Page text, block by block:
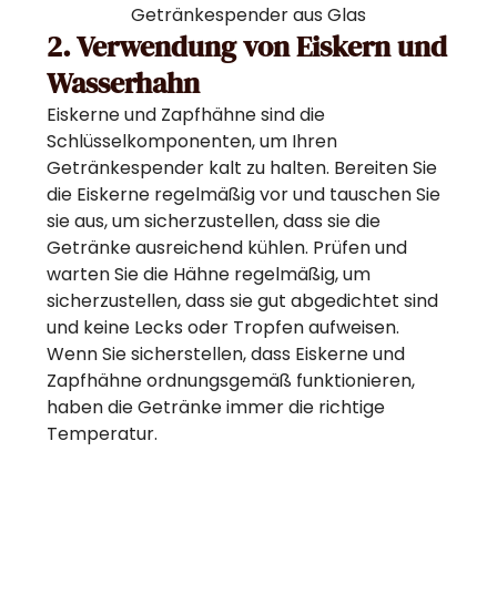
Getränkespender aus Glas
2. Verwendung von Eiskern und
Wasserhahn
Eiskerne und Zapfhähne sind die
Schlüsselkomponenten, um Ihren
Getränkespender kalt zu halten. Bereiten Sie
die Eiskerne regelmäßig vor und tauschen Sie
sie aus, um sicherzustellen, dass sie die
Getränke ausreichend kühlen. Prüfen und
warten Sie die Hähne regelmäßig, um
sicherzustellen, dass sie gut abgedichtet sind
und keine Lecks oder Tropfen aufweisen.
Wenn Sie sicherstellen, dass Eiskerne und
Zapfhähne ordnungsgemäß funktionieren,
haben die Getränke immer die richtige
Temperatur.